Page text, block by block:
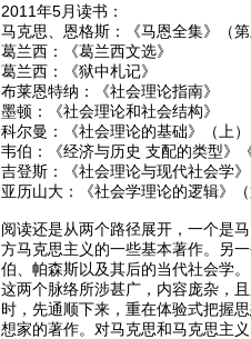
2011年5月读书：
马克思、恩格斯：《马恩全集》（
葛兰西：《葛兰西文选》
葛兰西：《狱中札记》
布莱恩特纳：《社会理论指南》
墨顿：《社会理论和社会结构》
科尔曼：《社会理论的基础》（上）
韦伯：《经济与历史 支配的类型》
吉登斯：《社会理论与现代社会学》
亚历山大：《社会学理论的逻辑》
阅读还是从两个路径展开，一个是
方马克思主义的一些基本著作。另
伯、帕森斯以及其后的当代社会学。
这两个脉络所涉甚广，内容庞杂，
时，先通顺下来，重在体验式把握
想家的著作。对马克思和马克思主